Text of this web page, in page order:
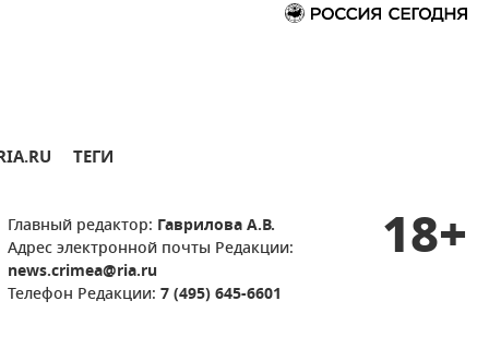
ТЕГИ
Главный редактор: Гаврилова А.В.
Адрес электронной почты Редакции:
news.crimea@ria.ru
Телефон Редакции: 7 (495) 645-6601
18+